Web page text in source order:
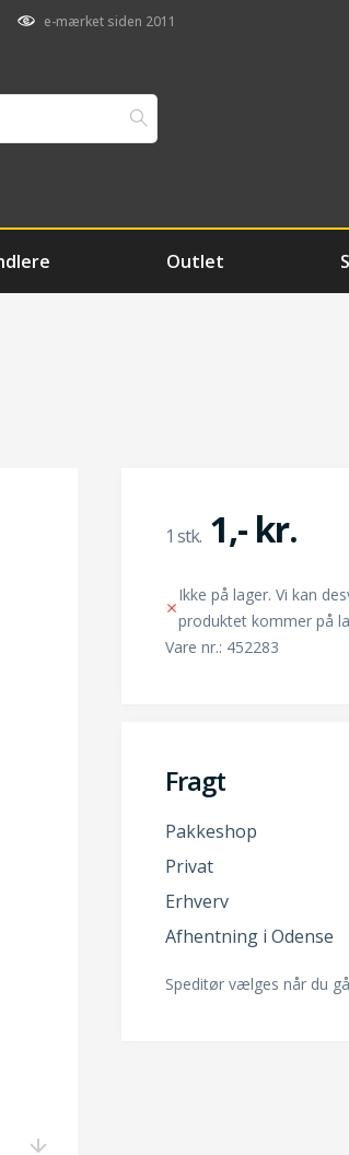
e-mærket siden 2011
Outlet
1,- kr.
Ikke på lager. Vi kan
produktet kommer på
Vare nr.: 452283
Fragt
Pakkeshop
Privat
Erhverv
Afhentning i Odense
Speditør vælges når du